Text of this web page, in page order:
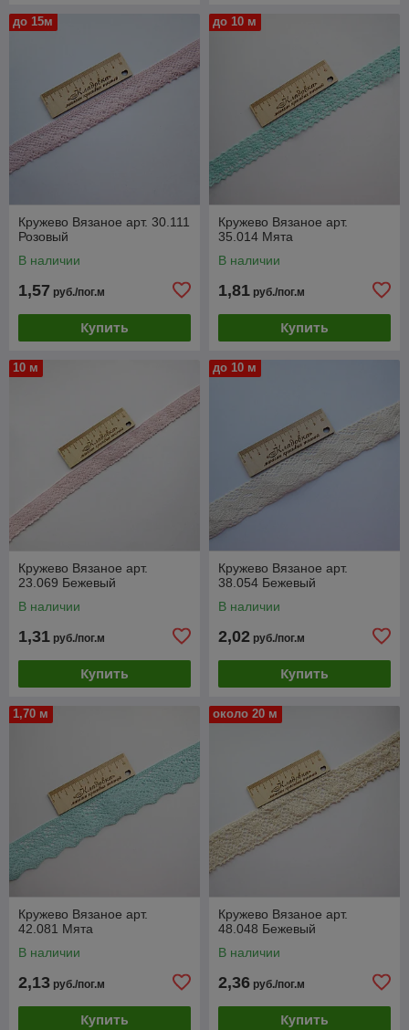
до 15м
Кружево Вязаное арт. 30.111
Розовый
В наличии
1,57 руб./пог.м
Купить
до 10 м
Кружево Вязаное арт.
35.014 Мята
В наличии
1,81 руб./пог.м
Купить
10 м
Кружево Вязаное арт.
23.069 Бежевый
В наличии
1,31 руб./пог.м
Купить
до 10 м
Кружево Вязаное арт.
38.054 Бежевый
В наличии
2,02 руб./пог.м
Купить
1,70 м
Кружево Вязаное арт.
42.081 Мята
В наличии
2,13 руб./пог.м
Купить
около 20 м
Кружево Вязаное арт.
48.048 Бежевый
В наличии
2,36 руб./пог.м
Купить